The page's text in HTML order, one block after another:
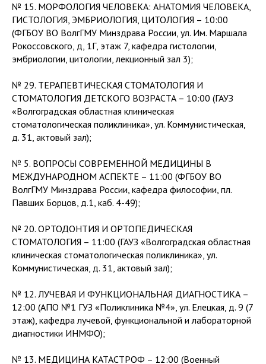
№ 15. МОРФОЛОГИЯ ЧЕЛОВЕКА: АНАТОМИЯ ЧЕЛОВЕКА,
ГИСТОЛОГИЯ, ЭМБРИОЛОГИЯ, ЦИТОЛОГИЯ – 10:00
(ФГБОУ ВО ВолгГМУ Минздрава России, ул. Им. Маршала
Рокоссовского, д, 1Г, этаж 7, кафедра гистологии,
эмбриологии, цитологии, лекционный зал 3);
№ 29. ТЕРАПЕВТИЧЕСКАЯ СТОМАТОЛОГИЯ И
СТОМАТОЛОГИЯ ДЕТСКОГО ВОЗРАСТА – 10:00 (ГАУЗ
«Волгоградская областная клиническая
стоматологическая поликлиника», ул. Коммунистическая,
д. 31, актовый зал);
№ 5. ВОПРОСЫ СОВРЕМЕННОЙ МЕДИЦИНЫ В
МЕЖДУНАРОДНОМ АСПЕКТЕ – 11:00 (ФГБОУ ВО
ВолгГМУ Минздрава России, кафедра философии, пл.
Павших Борцов, д.1, каб. 4-49);
№ 20. ОРТОДОНТИЯ И ОРТОПЕДИЧЕСКАЯ
СТОМАТОЛОГИЯ – 11:00 (ГАУЗ «Волгоградская областная
клиническая стоматологическая поликлиника», ул.
Коммунистическая, д. 31, актовый зал);
№ 12. ЛУЧЕВАЯ И ФУНКЦИОНАЛЬНАЯ ДИАГНОСТИКА –
12:00 (АПО №1 ГУЗ «Поликлиника №4», ул. Елецкая, д. 9 (7
этаж), кафедра лучевой, функциональной и лабораторной
диагностики ИНМФО);
№ 13. МЕДИЦИНА КАТАСТРОФ – 12:00 (Военный